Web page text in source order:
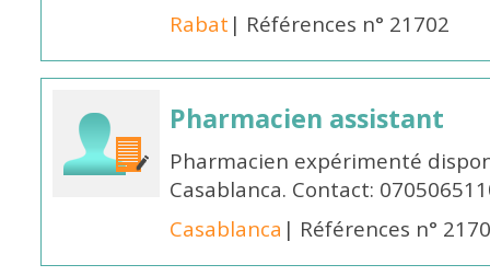
Rabat | Références n° 21702
Pharmacien assistant
Pharmacien expérimenté
Casablanca. Contact:
Casablanca | Références n°